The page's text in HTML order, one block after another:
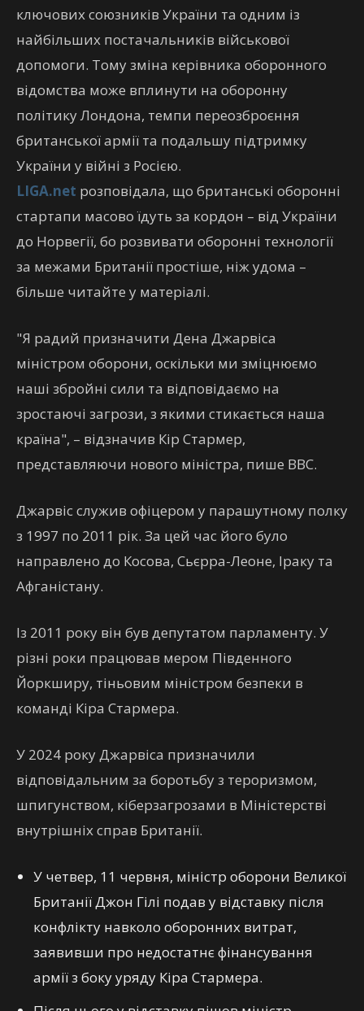
ключових союзників України та одним із
найбільших постачальників військової
допомоги. Тому зміна керівника оборонного
відомства може вплинути на оборонну
політику Лондона, темпи переозброєння
британської армії та подальшу підтримку
України у війні з Росією.
LIGA.net розповідала, що британські оборонні
стартапи масово їдуть за кордон – від України
до Норвегії, бо розвивати оборонні технології
за межами Британії простіше, ніж удома –
більше читайте у матеріалі.
"Я радий призначити Дена Джарвіса
міністром оборони, оскільки ми зміцнюємо
наші збройні сили та відповідаємо на
зростаючі загрози, з якими стикається наша
країна", – відзначив Кір Стармер,
представляючи нового міністра, пише ВВС.
Джарвіс служив офіцером у парашутному полку
з 1997 по 2011 рік. За цей час його було
направлено до Косова, Сьєрра-Леоне, Іраку та
Афганістану.
Із 2011 року він був депутатом парламенту. У
різні роки працював мером Південного
Йоркширу, тіньовим міністром безпеки в
команді Кіра Стармера.
У 2024 року Джарвіса призначили
відповідальним за боротьбу з тероризмом,
шпигунством, кіберзагрозами в Міністерстві
внутрішніх справ Британії.
У четвер, 11 червня, міністр оборони Великої
Британії Джон Гілі подав у відставку після
конфлікту навколо оборонних витрат,
заявивши про недостатнє фінансування
армії з боку уряду Кіра Стармера.